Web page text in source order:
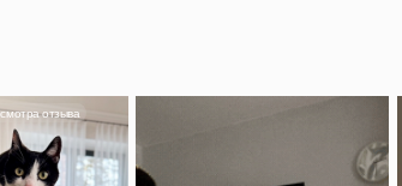
кладь влез
понравился,